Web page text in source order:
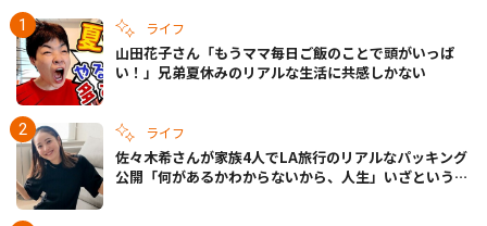
ライフ
山田花子さん「もうママ毎日ご飯のことで頭がいっぱ
い！」兄弟夏休みのリアルな生活に共感しかない
ライフ
佐々木希さんが家族4人でLA旅行のリアルなパッキング
公開「何があるかわからないから、人生」いざというと